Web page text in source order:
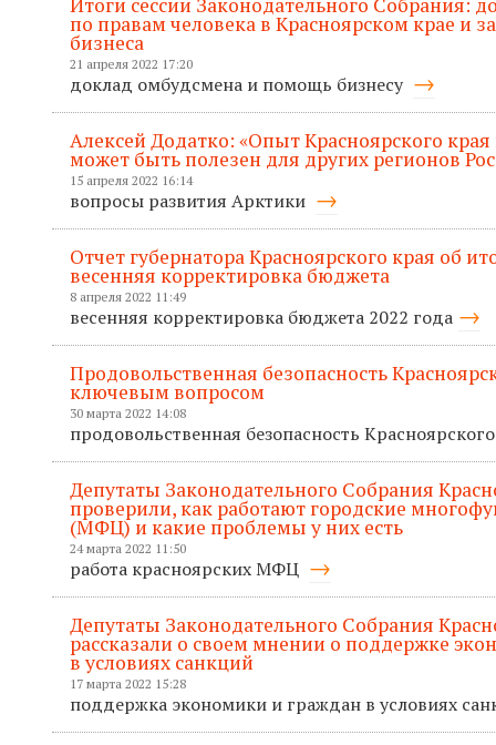
по правам человека в Красноярском крае и
бизнеса
21 апреля 2022 17:20
доклад омбудсмена и помощь бизнесу
Алексей Додатко: «Опыт Красноярского
может быть полезен для других регионов
15 апреля 2022 16:14
вопросы развития Арктики
Отчет губернатора Красноярского края об
весенняя корректировка бюджета
8 апреля 2022 11:49
весенняя корректировка бюджета 2022 года
Продовольственная безопасность
ключевым вопросом
30 марта 2022 14:08
продовольственная безопасность
Депутаты Законодательного Собрания
проверили, как работают городские
(МФЦ) и какие проблемы у них есть
24 марта 2022 11:50
работа красноярских МФЦ
Депутаты Законодательного Собрания
рассказали о своем мнении о поддержке
в условиях санкций
17 марта 2022 15:28
поддержка экономики и граждан в условиях